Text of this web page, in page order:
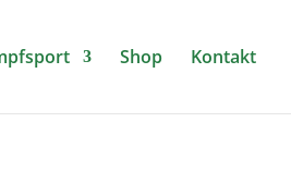
Shop Kontakt